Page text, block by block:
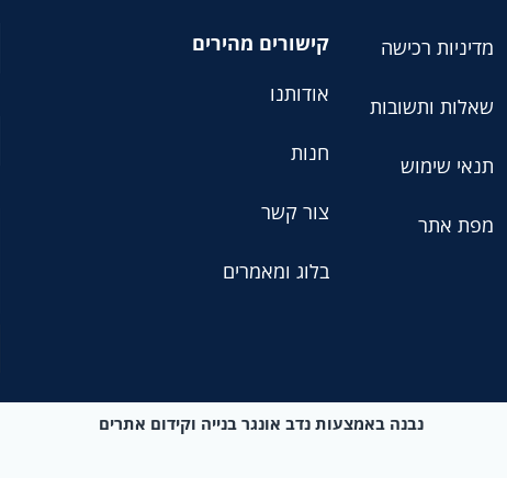
מדיניות רכישה
שאלות ותשובות
תנאי שימוש
מפת אתר
קישורים מהירים
אודותנו
חנות
צור קשר
בלוג ומאמרים
נבנה באמצעות נדב אונגר בנייה וקידום אתרים